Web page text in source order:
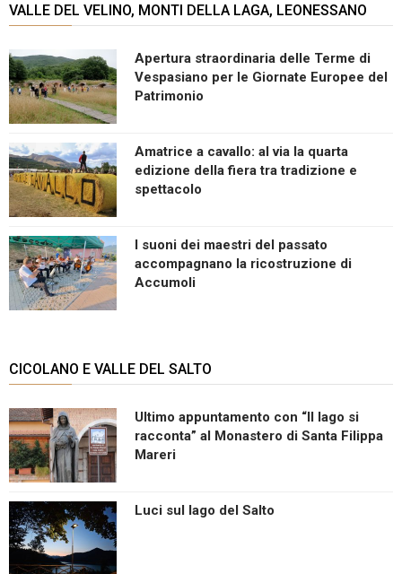
VALLE DEL VELINO, MONTI DELLA LAGA, LEONESSANO
Apertura straordinaria delle Terme di
Vespasiano per le Giornate Europee del
Patrimonio
Amatrice a cavallo: al via la quarta
edizione della fiera tra tradizione e
spettacolo
I suoni dei maestri del passato
accompagnano la ricostruzione di
Accumoli
CICOLANO E VALLE DEL SALTO
Ultimo appuntamento con “Il lago si
racconta” al Monastero di Santa Filippa
Mareri
Luci sul lago del Salto